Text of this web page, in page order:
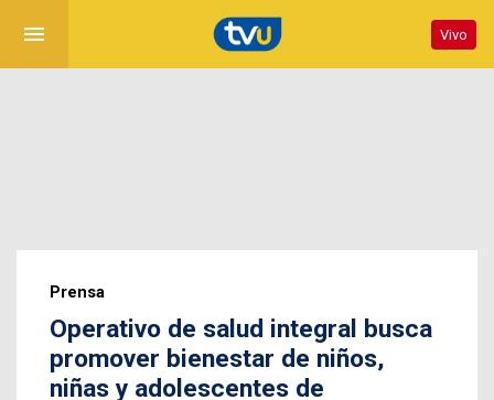
menu Vivo
Prensa
Operativo de salud integral busca
promover bienestar de niños,
niñas y adolescentes de